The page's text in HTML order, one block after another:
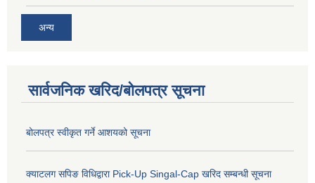
अन्य
सार्वजनिक खरिद/बोलपत्र सूचना
बोलपत्र स्वीकृत गर्ने आशयको सूचना
क्याटलग सपिङ विधिद्वारा Pick-Up Singal-Cap खरिद सम्बन्धी सूचना